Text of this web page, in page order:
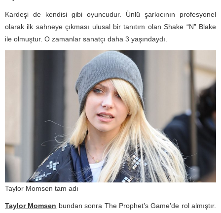
Kardeşi de kendisi gibi oyuncudur. Ünlü şarkıcının profesyonel
olarak ilk sahneye çıkması ulusal bir tanıtım olan Shake “N” Blake
ile olmuştur. O zamanlar sanatçı daha 3 yaşındaydı.
Taylor Momsen tam adı
Taylor Momsen bundan sonra The Prophet’s Game’de rol almıştır.